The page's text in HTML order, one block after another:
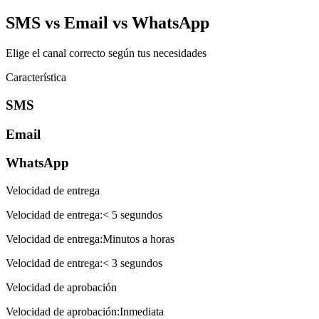
SMS vs Email vs WhatsApp
Elige el canal correcto según tus necesidades
Característica
SMS
Email
WhatsApp
Velocidad de entrega
Velocidad de entrega:< 5 segundos
Velocidad de entrega:Minutos a horas
Velocidad de entrega:< 3 segundos
Velocidad de aprobación
Velocidad de aprobación:Inmediata